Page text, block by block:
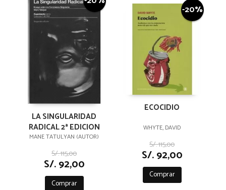
LA SINGULARIDAD
RADICAL 2ª EDICION
MANE TATULYAN (AUTOR)
S/. 115,00
S/. 92,00
Comprar
-20%
ECOCIDIO
WHYTE, DAVID
S/. 115,00
S/. 92,00
Comprar